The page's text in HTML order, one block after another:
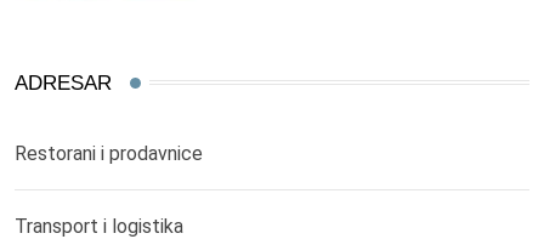
ADRESAR
Restorani i prodavnice
Transport i logistika